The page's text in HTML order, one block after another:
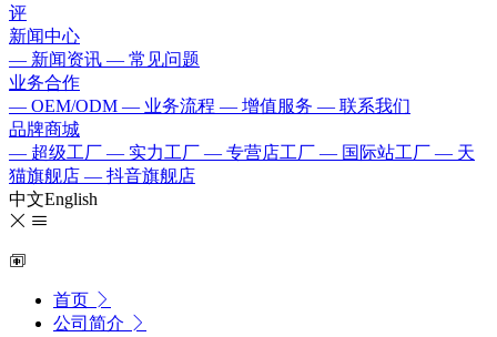
评
新闻中心
— 新闻资讯 — 常见问题
业务合作
— OEM/ODM — 业务流程 — 增值服务 — 联系我们
品牌商城
— 超级工厂 — 实力工厂 — 专营店工厂 — 国际站工厂 — 天
猫旗舰店 — 抖音旗舰店
中文English
首页
公司简介